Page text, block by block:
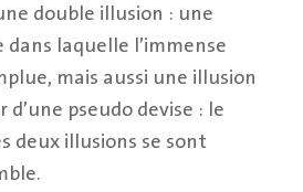
double illusion : une
laquelle l’immense
mais aussi une illusion
pseudo devise : le
deux illusions se sont